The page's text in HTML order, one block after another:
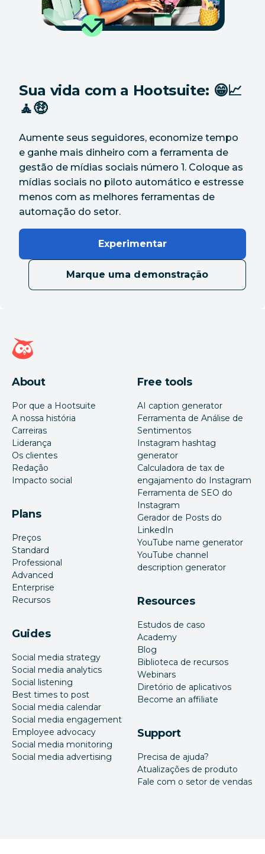
Sua vida com a Hootsuite: 😁📈
🧘🤑
Aumente seus seguidores, economize tempo
e ganhe mais dinheiro com a ferramenta de
gestão de mídias sociais número 1. Coloque as
mídias sociais no piloto automático e estresse
menos com as melhores ferramentas de
automação do setor.
Experimentar
Marque uma demonstração
Página inicial da Hootsuite
About
Por que a Hootsuite
A nossa história
Carreiras
Liderança
Os clientes
Redação
Impacto social
Plans
Preços
Standard
Professional
Advanced
Enterprise
Recursos
Guides
Social media strategy
Social media analytics
Social listening
Best times to post
Social media calendar
Social media engagement
Employee advocacy
Social media monitoring
Social media advertising
Free tools
AI caption generator
Ferramenta de Análise de
Sentimentos
Instagram hashtag
generator
Calculadora de tax de
engajamento do Instagram
Ferramenta de SEO do
Instagram
Gerador de Posts do
LinkedIn
YouTube name generator
YouTube channel
description generator
Resources
Estudos de caso
Academy
Blog
Biblioteca de recursos
Webinars
Diretório de aplicativos
Become an affiliate
Support
Precisa de ajuda?
Atualizações de produto
Fale com o setor de vendas